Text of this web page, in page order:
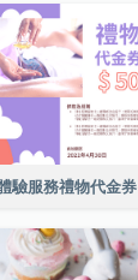
驗服務禮物代金券